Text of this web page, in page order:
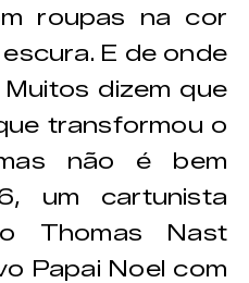
roupas na cor
E de onde
dizem que
transformou o
não é bem
um cartunista
Thomas Nast
Papai Noel com